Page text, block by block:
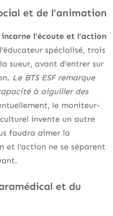
et de l’animation
l’écoute et l’action
spécialisé, trois
sueur, avant d’entrer sur
Le BTS ESF remarque
à aiguiller des
le moniteur-
invente un autre
faudra aimer la
l’action ne se séparent
et du